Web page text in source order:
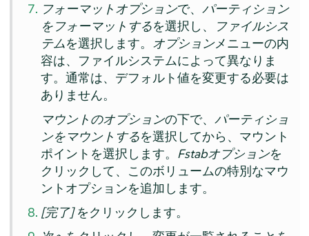
フォーマットオプションで、パーティション
をフォーマットするを選択し、
ファイルシス
テムを選択します。 オプションメニューの内
容は、ファイルシステムによって異なりま
す。通常は、デフォルト値を変更する必要は
ありません。
マウントのオプションの下で、パーティショ
ンをマウントするを選択してから、マウント
ポイントを選択します。 Fstabオプションを
クリックして、このボリュームの特別なマウ
ントオプションを追加します。
[完了]をクリックします。